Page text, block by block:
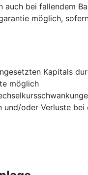
auch bei fallendem
möglich,
Kapitals
möglich
oder Verluste